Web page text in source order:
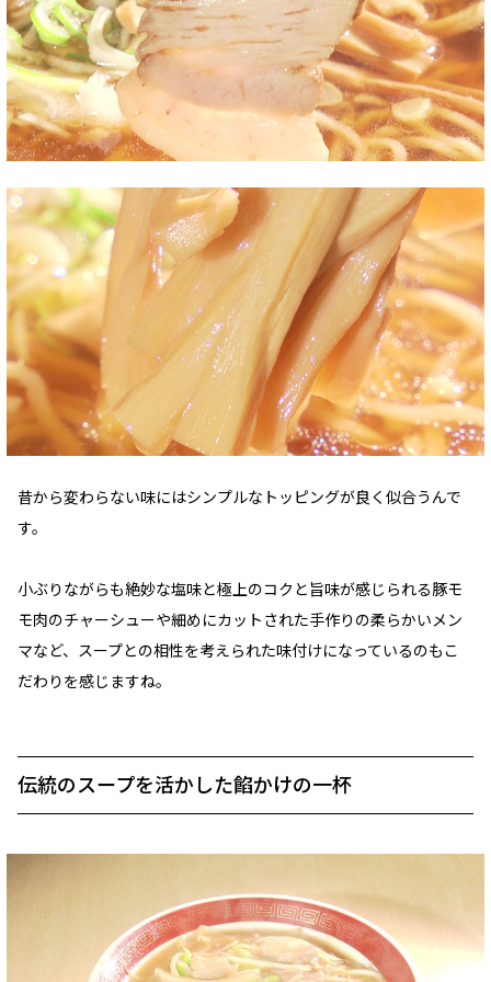
昔から変わらない味にはシンプルなトッピングが良く似合うんで
す。
小ぶりながらも絶妙な塩味と極上のコクと旨味が感じられる豚モ
モ肉のチャーシューや細めにカットされた手作りの柔らかいメン
マなど、スープとの相性を考えられた味付けになっているのもこ
だわりを感じますね。
伝統のスープを活かした餡かけの一杯